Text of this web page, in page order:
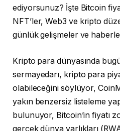
ediyorsunuz? İşte Bitcoin
NFT’ler, Web3 ve kripto
günlük gelişmeler ve
Kripto para dünyasında
sermayedarı, kripto para
olabileceğini söylüyor,
yakın benzersiz listeleme
bulunuyor, Bitcoin’in fiyatı
gerçek dünya varlıkları